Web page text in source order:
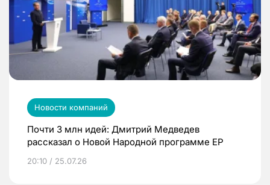
Новости компаний
Почти 3 млн идей: Дмитрий Медведев
рассказал о Новой Народной программе ЕР
20:10 / 25.07.26